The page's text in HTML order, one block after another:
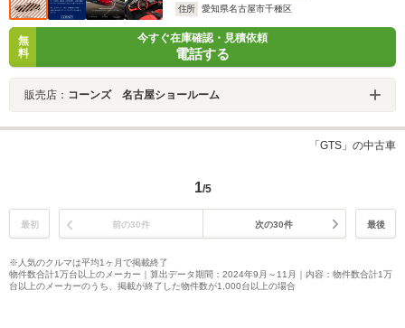
住所
愛知県名古屋市千種区
無
料
今すぐ在庫確認・見積依頼
電話する
販売店： コーンズ 名古屋ショールーム
「GTS」の中古車
1/5
最初 前の30件 次の30件 最後
※人気のクルマは平均1ヶ月で掲載終了
物件数合計1万台以上のメーカー｜算出データ期間：2024年9月～11月｜内容：物件数合計1万
台以上のメーカーのうち、掲載が終了した物件数が1,000台以上の場合